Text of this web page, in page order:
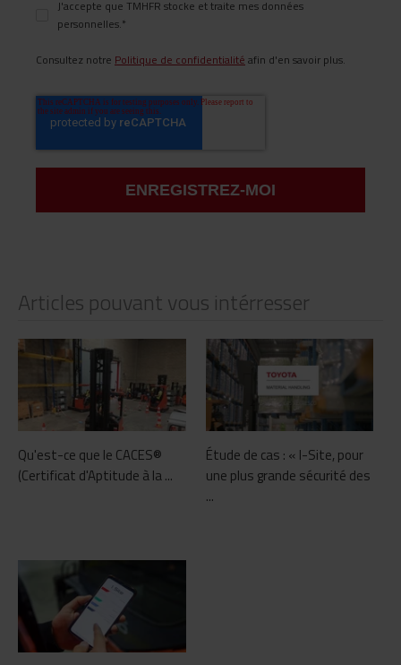
J'accepte que TMHFR stocke et traite mes données
personnelles.*
Consultez notre Politique de confidentialité afin d'en savoir plus.
Articles pouvant vous intérresser
Qu'est-ce que le CACES®
(Certificat d'Aptitude à la ...
Étude de cas : « I-Site, pour
une plus grande sécurité des
...